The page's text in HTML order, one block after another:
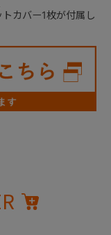
カバー1枚が付属し